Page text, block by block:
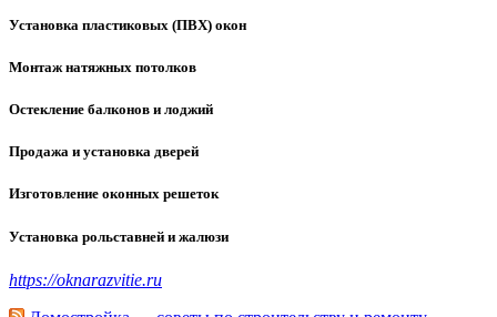
Установка пластиковых (ПВХ) окон
Монтаж натяжных потолков
Остекление балконов и лоджий
Продажа и установка дверей
Изготовление оконных решеток
Установка рольставней и жалюзи
https://oknarazvitie.ru